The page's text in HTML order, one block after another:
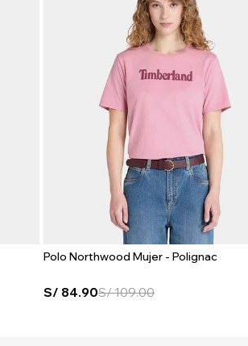
Polo Northwood Mujer - Polignac
S/ 84.90S/109.00